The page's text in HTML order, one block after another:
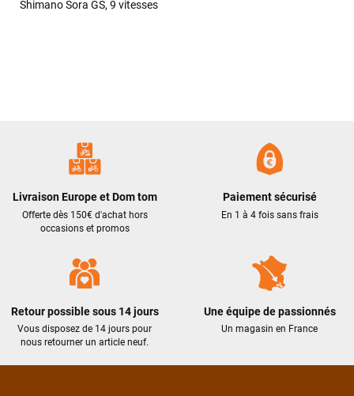
Shimano Sora GS, 9 vitesses
Livraison Europe et Dom tom
Offerte dès 150€ d'achat hors
occasions et promos
Paiement sécurisé
En 1 à 4 fois sans frais
Retour possible sous 14 jours
Vous disposez de 14 jours pour
nous retourner un article neuf.
Une équipe de passionnés
Un magasin en France
livraison a été traité efficacement par le SAV dans les
meilleurs délais. Tous les contacts ont été bien suivis, l'équipe